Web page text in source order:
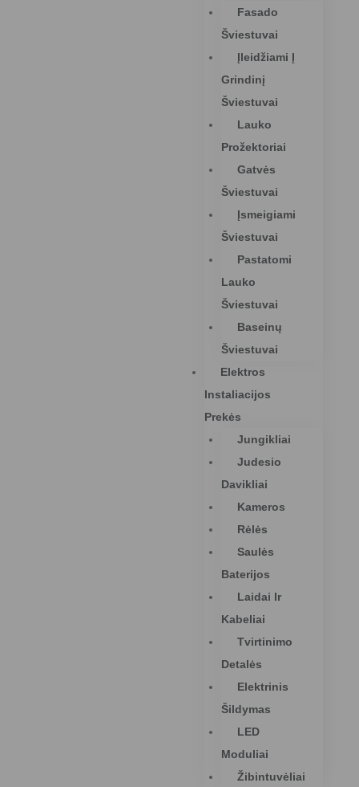
Fasado
Šviestuvai
Įleidžiami Į
Grindinį
Šviestuvai
Lauko
Prožektoriai
Gatvės
Šviestuvai
Įsmeigiami
Šviestuvai
Pastatomi
Lauko
Šviestuvai
Baseinų
Šviestuvai
Elektros
Instaliacijos
Prekės
Jungikliai
Judesio
Davikliai
Kameros
Rėlės
Saulės
Baterijos
Laidai Ir
Kabeliai
Tvirtinimo
Detalės
Elektrinis
Šildymas
LED
Moduliai
Žibintuvėliai